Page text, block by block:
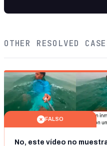
OTHER RESOLVED
FALSO
No, este vídeo no